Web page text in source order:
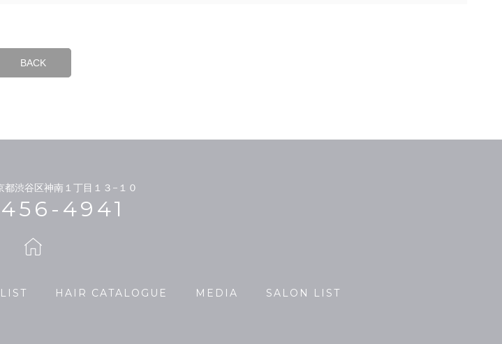
BACK
都渋谷区神南１丁目１３−１０
4941
HAIR CATALOGUE MEDIA SALON LIST